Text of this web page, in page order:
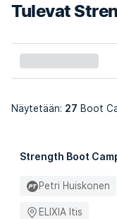
Tulevat
Näytetään: 27 Boot
Strength Boot
Petri Huiskonen
ELIXIA Itis